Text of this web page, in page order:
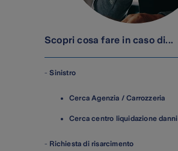
Scopri cosa fare in caso di...
-Sinistro
Cerca Agenzia / Carrozzeria
Cerca centro liquidazione danni
- Richiesta di risarcimento